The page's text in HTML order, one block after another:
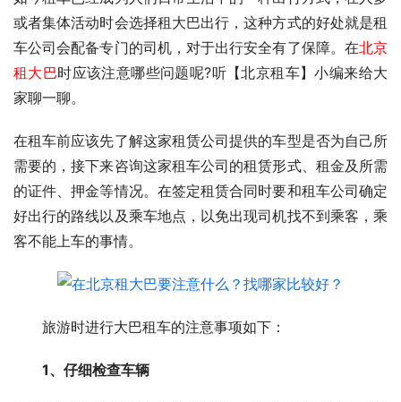
或者集体活动时会选择租大巴出行，这种方式的好处就是租
车公司会配备专门的司机，对于出行安全有了保障。在北京
租大巴时应该注意哪些问题呢?听【北京租车】小编来给大
家聊一聊。
在租车前应该先了解这家租赁公司提供的车型是否为自己所
需要的，接下来咨询这家租车公司的租赁形式、租金及所需
的证件、押金等情况。在签定租赁合同时要和租车公司确定
好出行的路线以及乘车地点，以免出现司机找不到乘客，乘
客不能上车的事情。
旅游时进行大巴租车的注意事项如下：
1、仔细检查车辆